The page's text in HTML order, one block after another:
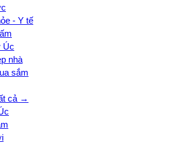
- Y tế
Úc
nhà
sắm
cả →